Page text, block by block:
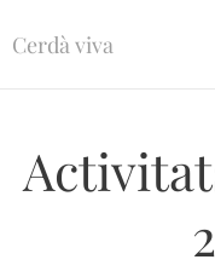
Cerdà viva